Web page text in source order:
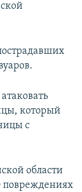
который
с
области